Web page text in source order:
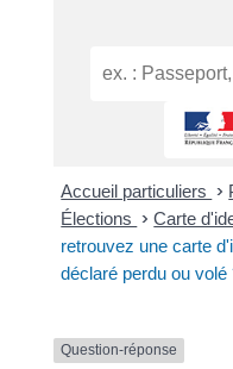
Accueil particuliers >
Élections > Carte
retrouvez une carte
déclaré perdu ou volé
Question-réponse